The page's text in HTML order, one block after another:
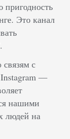
пригодность
Это канал
с
Instagram —
нашими
людей на